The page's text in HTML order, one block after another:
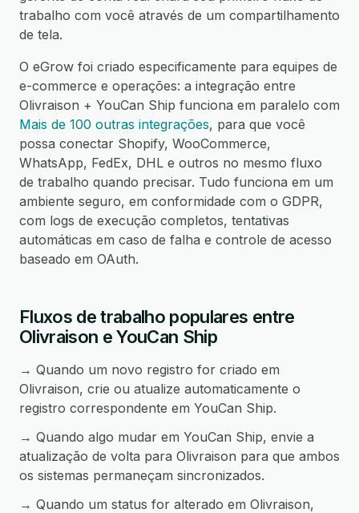
trabalho com você através de um compartilhamento
de tela.
O eGrow foi criado especificamente para equipes de
e-commerce e operações: a integração entre
Olivraison + YouCan Ship funciona em paralelo com
Mais de 100 outras integrações, para que você
possa conectar Shopify, WooCommerce,
WhatsApp, FedEx, DHL e outros no mesmo fluxo
de trabalho quando precisar. Tudo funciona em um
ambiente seguro, em conformidade com o GDPR,
com logs de execução completos, tentativas
automáticas em caso de falha e controle de acesso
baseado em OAuth.
Fluxos de trabalho populares entre
Olivraison e YouCan Ship
→ Quando um novo registro for criado em
Olivraison, crie ou atualize automaticamente o
registro correspondente em YouCan Ship.
→ Quando algo mudar em YouCan Ship, envie a
atualização de volta para Olivraison para que ambos
os sistemas permaneçam sincronizados.
→ Quando um status for alterado em Olivraison,